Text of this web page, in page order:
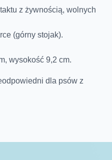
z żywnością, wolnych
(górny stojak).
wysokość 9,2 cm.
dla psów z